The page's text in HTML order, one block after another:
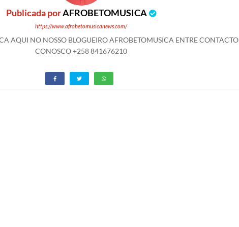
Publicada porAFROBETOMUSICA
https://www.afrobetomusicanews.com/
AQUI NO NOSSO BLOGUEIRO AFROBETOMUSICA ENTRE CONTACTO
CONOSCO +258 841676210